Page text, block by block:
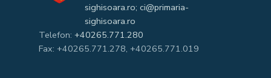
sighisoara.ro; ci@primaria-
sighisoara.ro
Telefon: +40265.771.280
Fax: +40265.771.278, +40265.771.019